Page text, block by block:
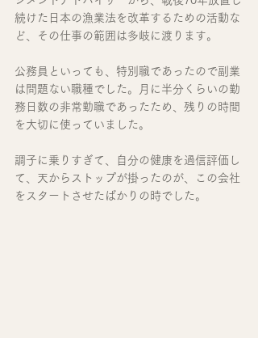
続けた日本の漁業法を改革するための活動な
ど、その仕事の範囲は多岐に渡ります。
公務員といっても、特別職であったので副業
は問題ない職種でした。月に半分くらいの勤
務日数の非常勤職であったため、残りの時間
を大切に使っていました。
調子に乗りすぎて、自分の健康を過信評価し
て、天からストップが掛ったのが、この会社
をスタートさせたばかりの時でした。